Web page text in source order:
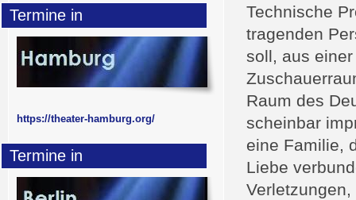
Technische
tragenden
soll, aus
Raum des
scheinbar
eine Familie,
Liebe
Termine in
https://theater-hamburg.org/
Termine in